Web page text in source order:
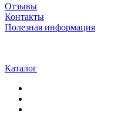
Отзывы
Контакты
Полезная информация
Каталог